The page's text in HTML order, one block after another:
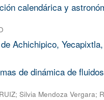
calendárica y
Achichipico,
de dinámica de
; Silvia Mendoza Vergara;